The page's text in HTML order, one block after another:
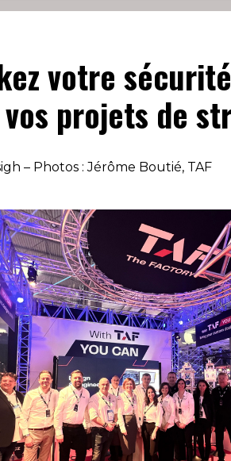
votre
projets de
– Photos : Jérôme Boutié, TAF